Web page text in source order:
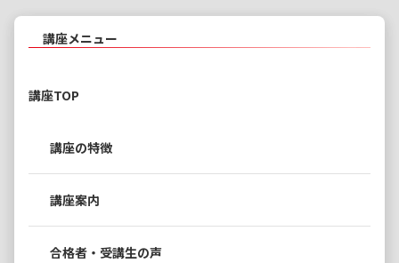
講座メニュー
講座TOP
講座の特徴
講座案内
合格者・受講生の声